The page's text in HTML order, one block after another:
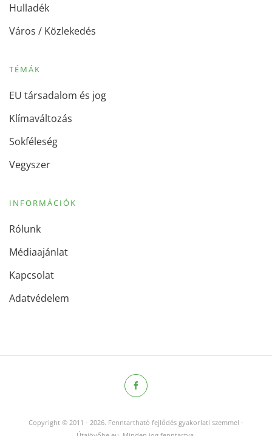
Hulladék
Város / Közlekedés
TÉMÁK
EU társadalom és jog
Klímaváltozás
Sokféleség
Vegyszer
INFORMÁCIÓK
Rólunk
Médiaajánlat
Kapcsolat
Adatvédelem
Copyright © 2011 - 2026. Fenntartható fejlődés gyakorlati szemmel -